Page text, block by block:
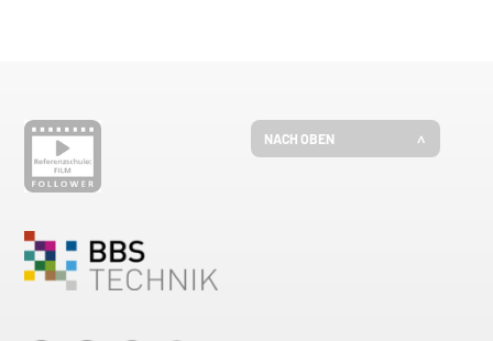
NACH OBEN